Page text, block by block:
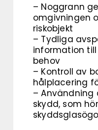
– Noggrann
omgivningen
riskobjekt
– Tydliga
information
behov
– Kontroll av
hålplacering
– Användning
skydd, som